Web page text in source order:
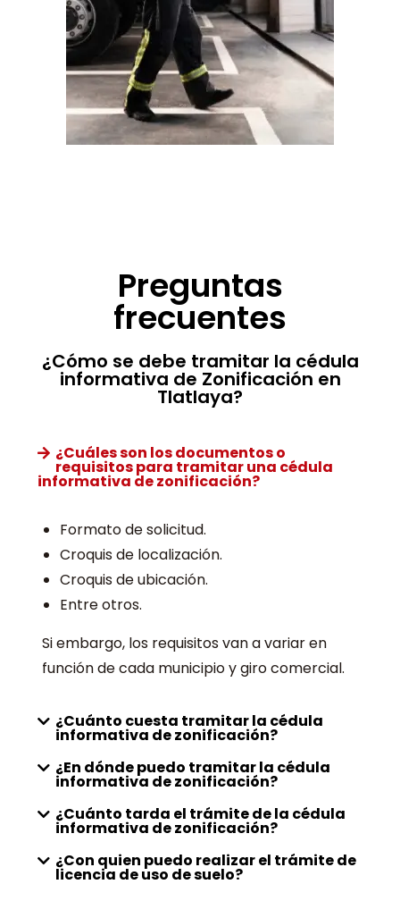
Preguntas
frecuentes
¿Cómo se debe tramitar la cédula
informativa de Zonificación en
Tlatlaya?
¿Cuáles son los documentos o
requisitos para tramitar una cédula
informativa de zonificación?
Formato de solicitud.
Croquis de localización.
Croquis de ubicación.
Entre otros.
Si embargo, los requisitos van a variar en
función de cada municipio y giro comercial.
¿Cuánto cuesta tramitar la cédula
informativa de zonificación?
¿En dónde puedo tramitar la cédula
informativa de zonificación?
¿Cuánto tarda el trámite de la cédula
informativa de zonificación?
¿Con quien puedo realizar el trámite de
licencia de uso de suelo?